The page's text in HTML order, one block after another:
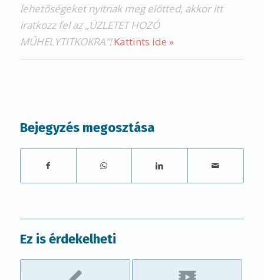
lehetőségeket nyitnak meg előtted, akkor itt
iratkozz fel az „ÜZLETET HOZÓ
MŰHELYTITKOKRA”! Kattints ide »
Bejegyzés megosztása
Ez is érdekelheti